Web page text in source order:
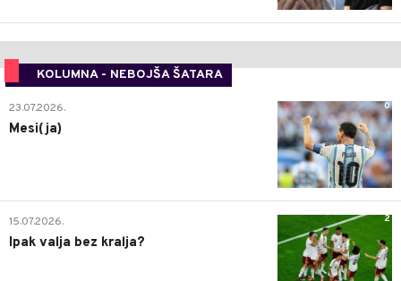
KOLUMNA - NEBOJŠA ŠATARA
0
23.07.2026.
Mesi(ja)
2
15.07.2026.
Ipak valja bez kralja?